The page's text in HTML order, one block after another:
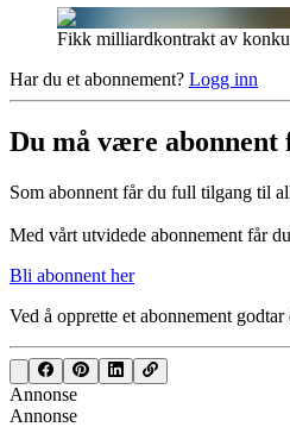
Fikk milliardkontrakt av
Har du et abonnement? Logg inn
Du må være abonnent
Som abonnent får du full tilgang til
Med vårt utvidede abonnement får
Bli abonnent her
Ved å opprette et abonnement godtar
Annonse
Annonse